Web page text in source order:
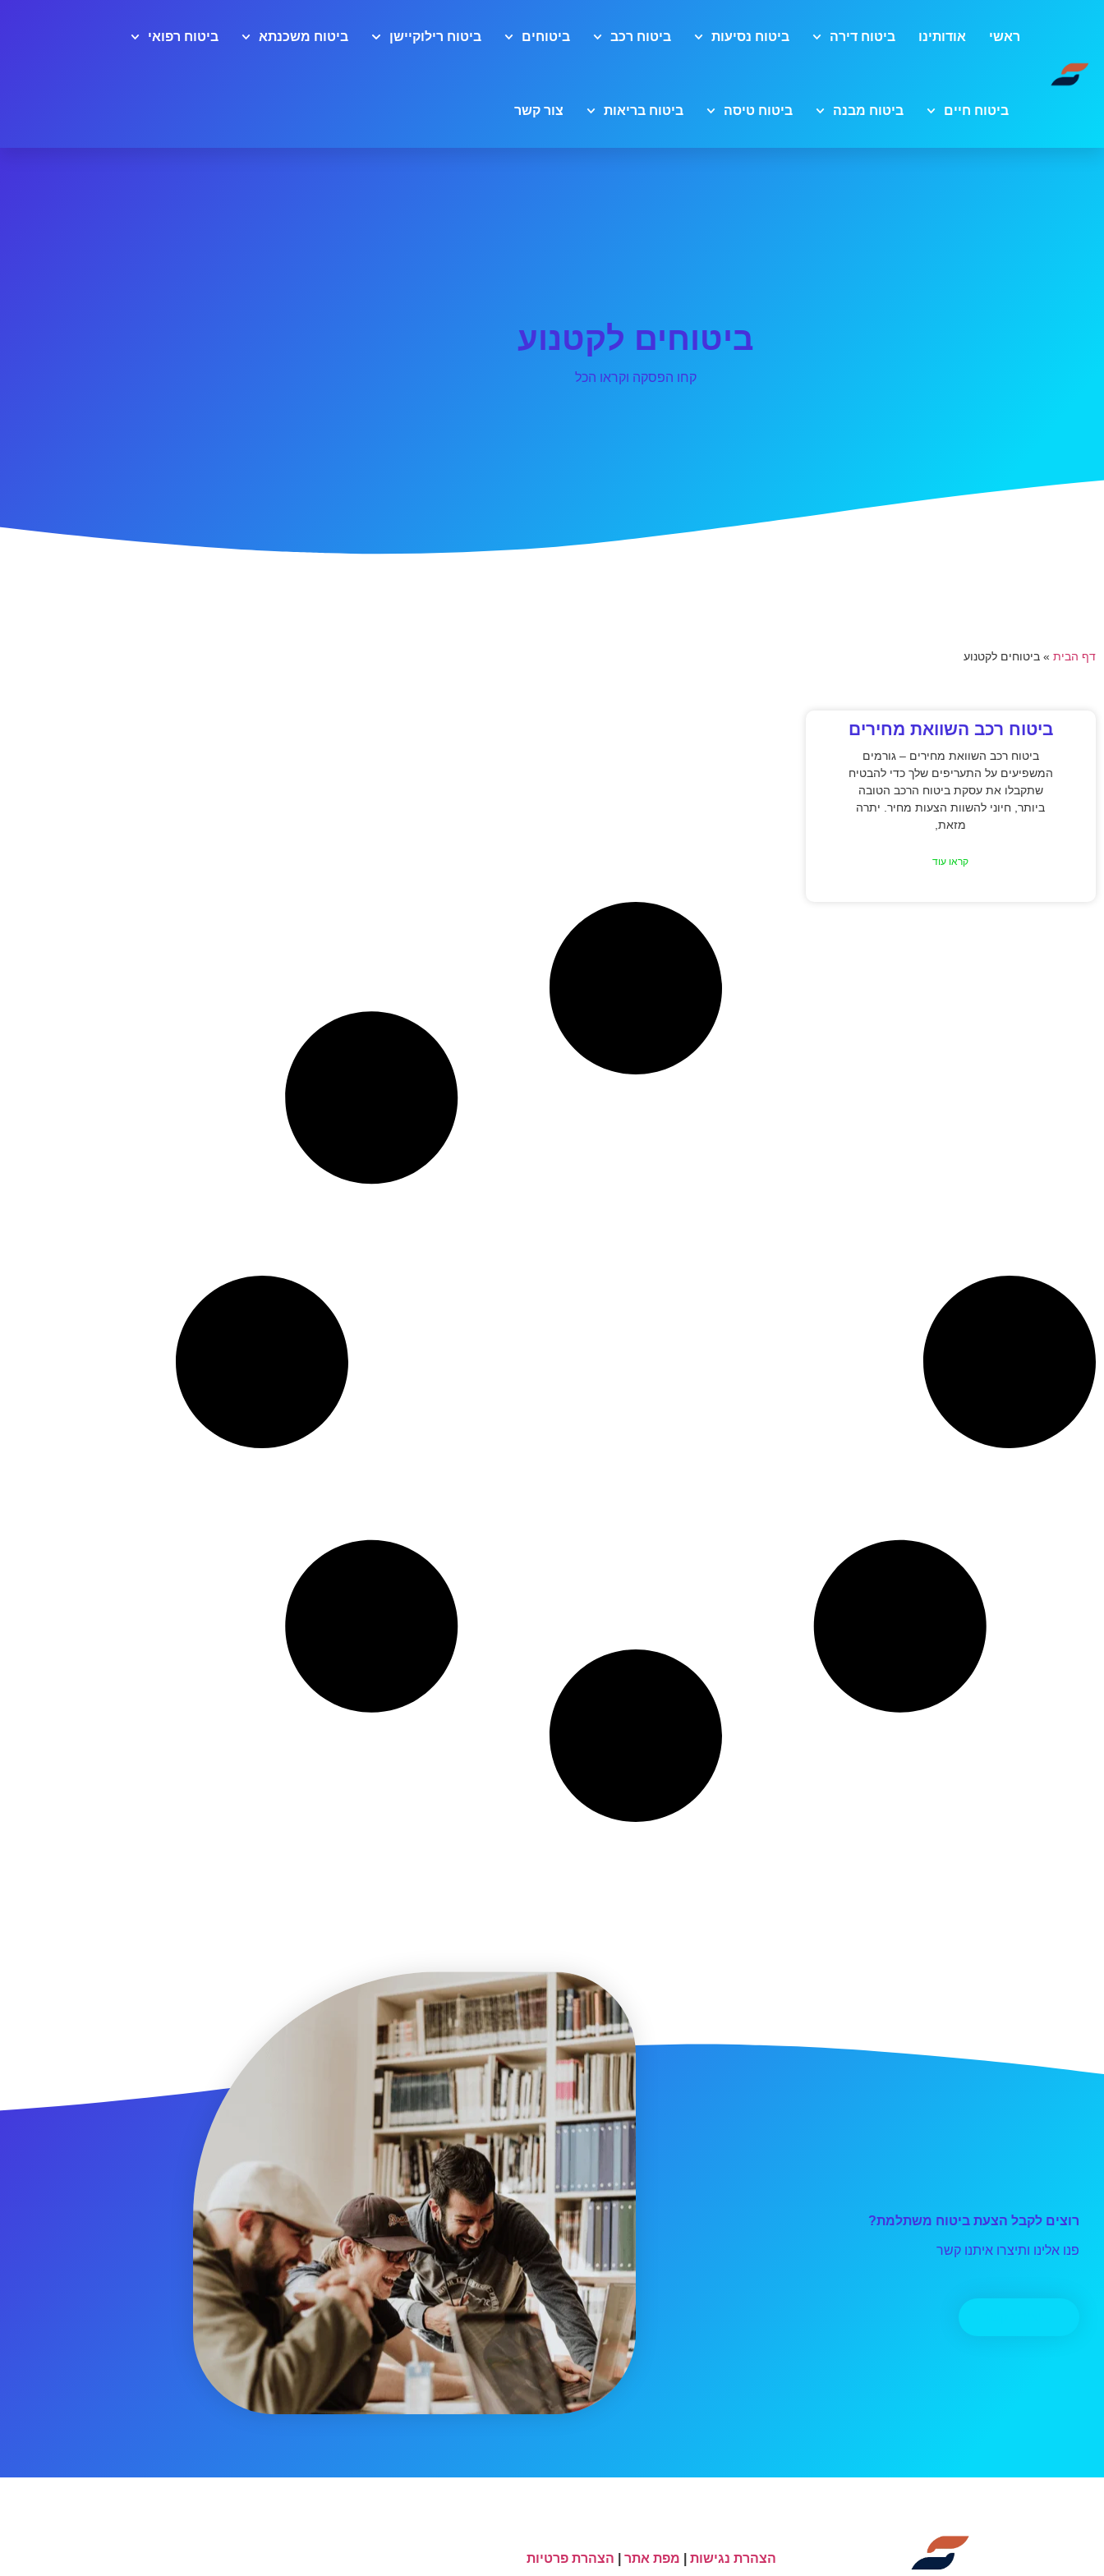
ראשי אודותינו ביטוח דירה ביטוח נסיעות ביטוח רכב ביטוחים ביטוח רילוקיישן ביטוח משכנתא ביטוח רפואי
ביטוח חיים ביטוח מבנה ביטוח טיסה ביטוח בריאות צור קשר
ביטוחים לקטנוע
קחו הפסקה וקראו הכל
דף הבית » ביטוחים לקטנוע
ביטוח רכב השוואת מחירים
ביטוח רכב השוואת מחירים – גורמים
המשפיעים על התעריפים שלך כדי להבטיח
שתקבלו את עסקת ביטוח הרכב הטובה
ביותר, חיוני להשוות הצעות מחיר. יתרה
מזאת,
קראו עוד
רוצים לקבל הצעת ביטוח משתלמת?
פנו אלינו ותיצרו איתנו קשר
הצהרת נגישות מפת אתר הצהרת פרטיות